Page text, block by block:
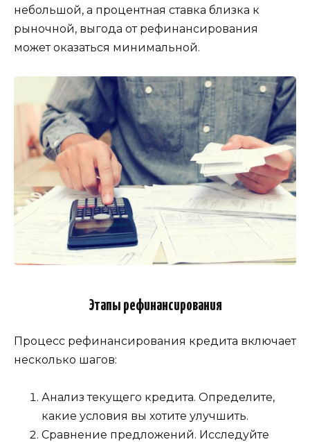
небольшой, а процентная ставка близка к
рыночной, выгода от рефинансирования
может оказаться минимальной.
Этапы рефинансирования
Процесс рефинансирования кредита включает
несколько шагов:
Анализ текущего кредита. Определите,
какие условия вы хотите улучшить.
Сравнение предложений. Исследуйте